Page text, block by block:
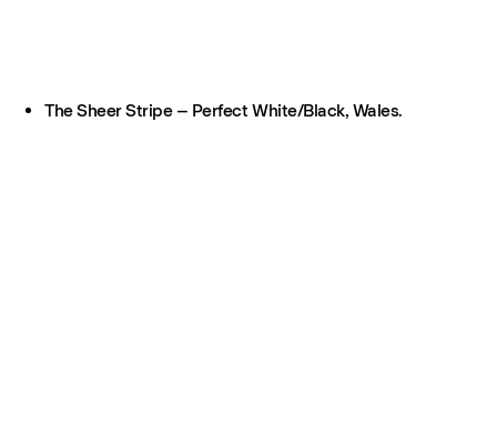
The Sheer Stripe – Perfect White/Black, Wales.